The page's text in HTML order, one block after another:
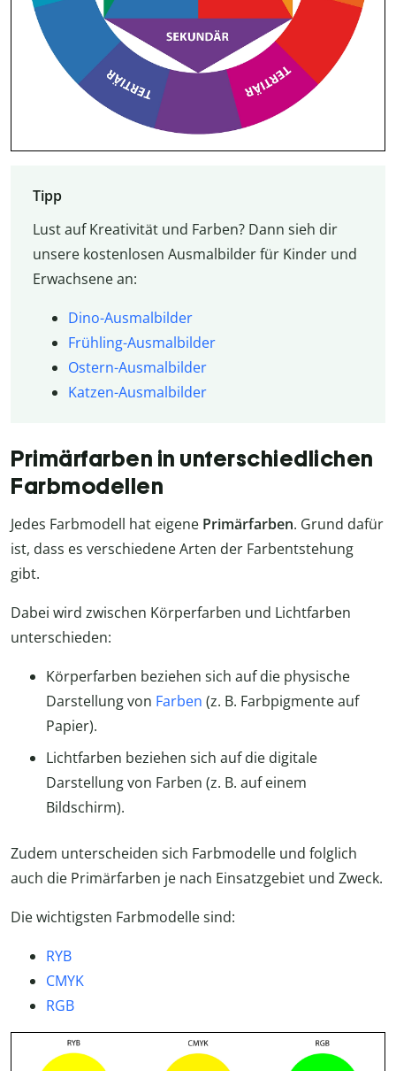
Tipp
Lust auf Kreativität und Farben? Dann sieh dir
unsere kostenlosen Ausmalbilder für Kinder und
Erwachsene an:
Dino-Ausmalbilder
Frühling-Ausmalbilder
Ostern-Ausmalbilder
Katzen-Ausmalbilder
Primärfarben in unterschiedlichen
Farbmodellen
Jedes Farbmodell hat eigene Primärfarben. Grund dafür
ist, dass es verschiedene Arten der Farbentstehung
gibt.
Dabei wird zwischen Körperfarben und Lichtfarben
unterschieden:
Körperfarben beziehen sich auf die physische
Darstellung von Farben (z. B. Farbpigmente auf
Papier).
Lichtfarben beziehen sich auf die digitale
Darstellung von Farben (z. B. auf einem
Bildschirm).
Zudem unterscheiden sich Farbmodelle und folglich
auch die Primärfarben je nach Einsatzgebiet und Zweck.
Die wichtigsten Farbmodelle sind:
RYB
CMYK
RGB